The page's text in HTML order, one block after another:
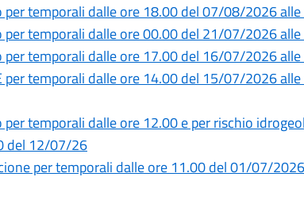
per temporali dalle ore 18.00 del 07/08/2026
per temporali dalle ore 00.00 del 21/07/2026
per temporali dalle ore 17.00 del 16/07/2026
per temporali dalle ore 14.00 del 15/07/2026
temporali dalle ore 12.00 e per rischio
del 12/07/26
per temporali dalle ore 11.00 del 01/07/